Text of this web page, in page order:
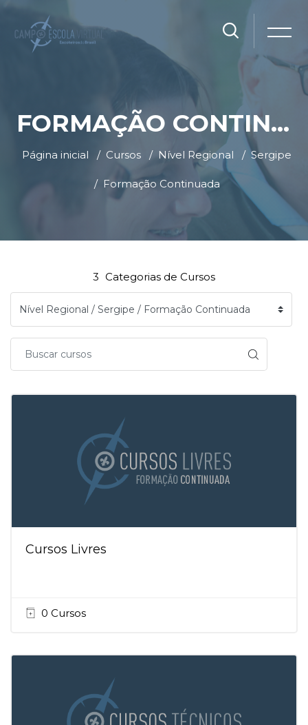
FORMAÇÃO CONTINUADA
Página inicial Cursos Nível Regional Sergipe
Formação Continuada
3 Categorias de Cursos
Cursos Livres
0 Cursos